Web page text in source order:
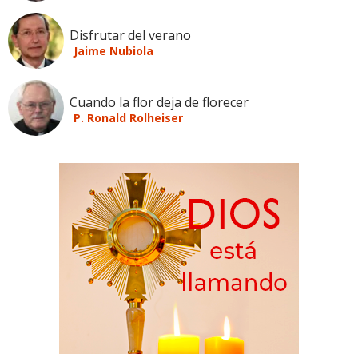
Disfrutar del verano
Jaime Nubiola
Cuando la flor deja de florecer
P. Ronald Rolheiser